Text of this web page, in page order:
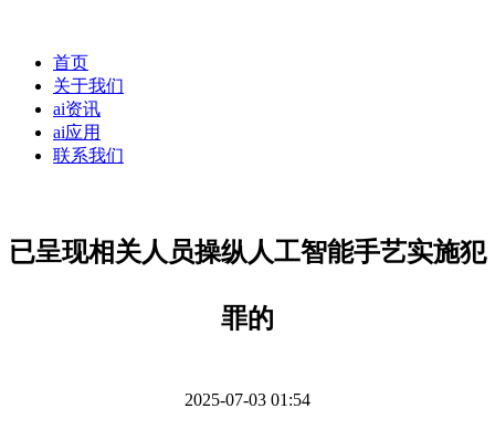
首页
关于我们
ai资讯
ai应用
联系我们
已呈现相关人员操纵人工智能手艺实施犯
罪的
2025-07-03 01:54